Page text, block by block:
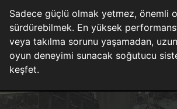
Sadece güçlü olmak yetmez, önemli
sürdürebilmek. En yüksek
veya takılma sorunu yaşamadan,
oyun deneyimi sunacak soğutucu
keşfet.